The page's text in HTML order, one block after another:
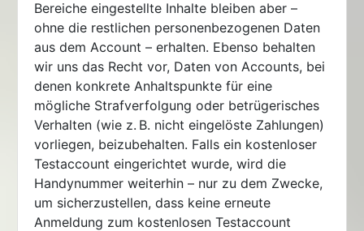
Bereiche eingestellte Inhalte bleiben aber –
ohne die restlichen personenbezogenen Daten
aus dem Account – erhalten. Ebenso behalten
wir uns das Recht vor, Daten von Accounts, bei
denen konkrete Anhaltspunkte für eine
mögliche Strafverfolgung oder betrügerisches
Verhalten (wie z. B. nicht eingelöste Zahlungen)
vorliegen, beizubehalten. Falls ein kostenloser
Testaccount eingerichtet wurde, wird die
Handynummer weiterhin – nur zu dem Zwecke,
um sicherzustellen, dass keine erneute
Anmeldung zum kostenlosen Testaccount